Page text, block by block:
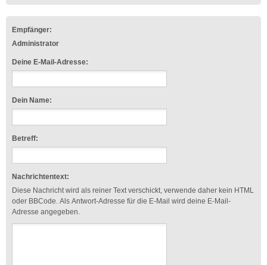
Empfänger:
Administrator
Deine E-Mail-Adresse:
Dein Name:
Betreff:
Nachrichtentext:
Diese Nachricht wird als reiner Text verschickt, verwende daher kein HTML
oder BBCode. Als Antwort-Adresse für die E-Mail wird deine E-Mail-
Adresse angegeben.